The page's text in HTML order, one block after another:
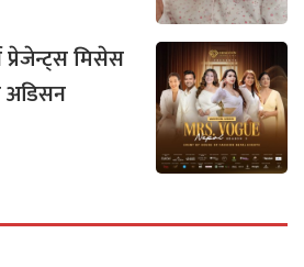
मिसेस
अडिसन